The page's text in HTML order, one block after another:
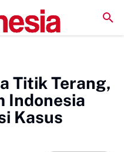
Bahas Penanganan Kasus
Titik Terang,
Indonesia
Kasus